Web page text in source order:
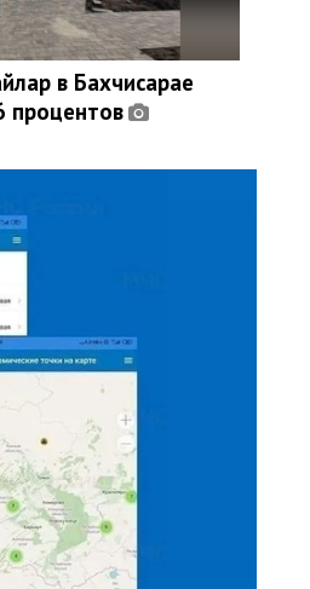
в Бахчисарае
процентов